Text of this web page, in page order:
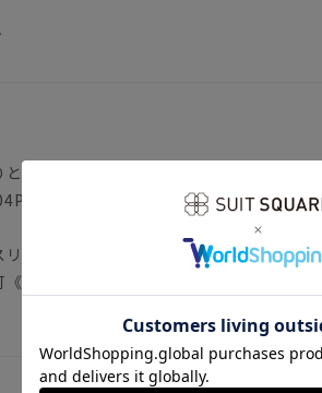
なります。）
DD
ット／裏地
洗濯機可（ネット使用・弱水流）》